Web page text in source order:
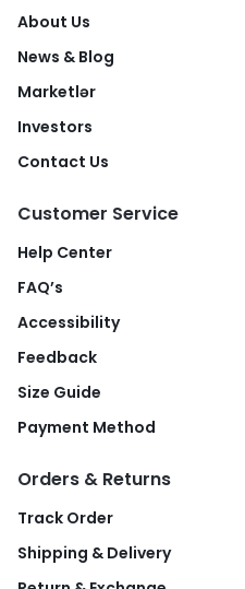
About Us
News & Blog
Marketlər
Investors
Contact Us
Customer Service
Help Center
FAQ’s
Accessibility
Feedback
Size Guide
Payment Method
Orders & Returns
Track Order
Shipping & Delivery